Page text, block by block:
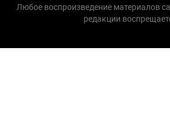
Любое воспроизведение материалов
редакции